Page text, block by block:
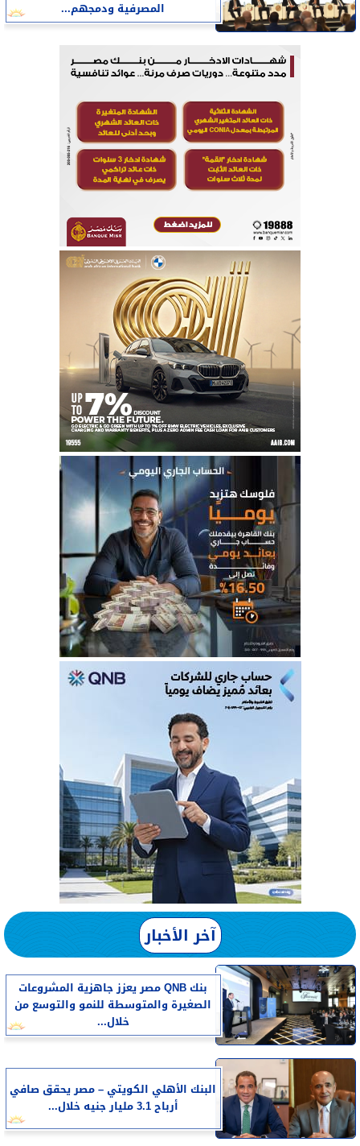
المصرفية ودمجهم...
آخر الأخبار
بنك QNB مصر يعزز جاهزية المشروعات
الصغيرة والمتوسطة للنمو والتوسع من
خلال...
البنك الأهلي الكويتي – مصر يحقق صافي
أرباح 3.1 مليار جنيه خلال...